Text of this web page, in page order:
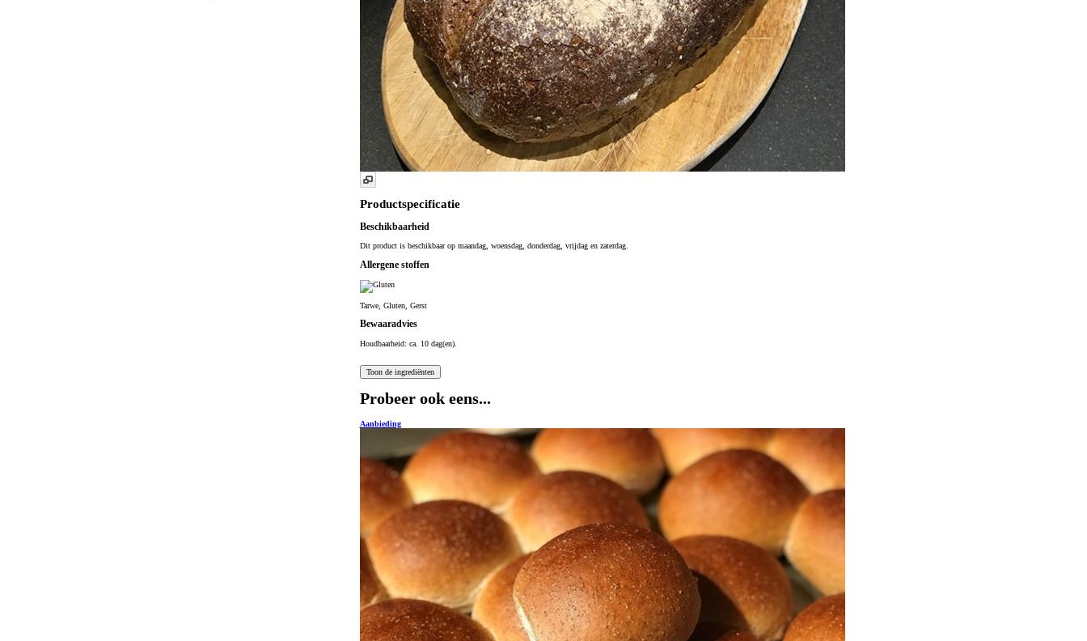
Productspecificatie
Beschikbaarheid
Dit product is beschikbaar op maandag, woensdag, donderdag, vrijdag en zaterdag.
Allergene stoffen
Tarwe, Gluten, Gerst
Bewaaradvies
Houdbaarheid: ca. 10 dag(en).
Probeer ook eens...
Aanbieding